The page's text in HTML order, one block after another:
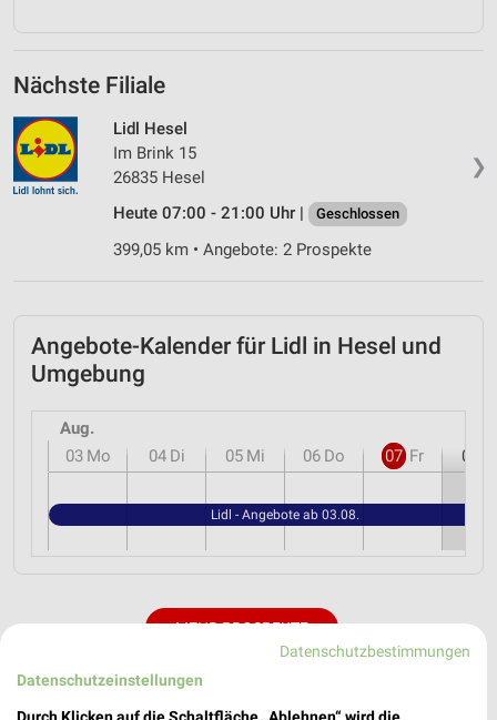
Nächste Filiale
❯
Lidl Hesel
Im Brink 15
26835 Hesel
Heute 07:00 - 21:00 Uhr |
Geschlossen
399,05 km • Angebote: 2 Prospekte
Angebote-Kalender für Lidl in Hesel und
Umgebung
Aug.
03 Mo 04 Di 05 Mi 06 Do 07 Fr 08
Lidl - Angebote ab 03.08.
MEHR PROSPEKTE
weekli Magazin
Datenschutzbestimmungen
Datenschutzeinstellungen
Durch Klicken auf die Schaltfläche „Ablehnen“ wird die